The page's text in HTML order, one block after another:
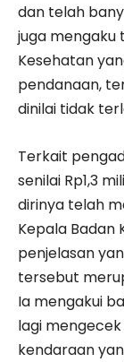
dan telah
juga mengaku
Kesehatan
pendanaan,
dinilai tidak
Terkait
senilai Rp1,3
dirinya telah
Kepala Badan
penjelasan
tersebut
Ia mengakui
lagi
kendaraan